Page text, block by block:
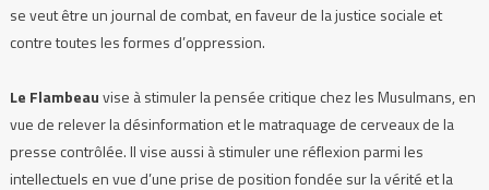
se veut être un journal de combat, en faveur de la justice sociale et
contre toutes les formes d’oppression.
Le Flambeauvise à stimuler la pensée critique chez les Musulmans, en
vue de relever la désinformation et le matraquage de cerveaux de la
presse contrôlée. Il vise aussi à stimuler une réflexion parmi les
intellectuels en vue d’une prise de position fondée sur la vérité et la